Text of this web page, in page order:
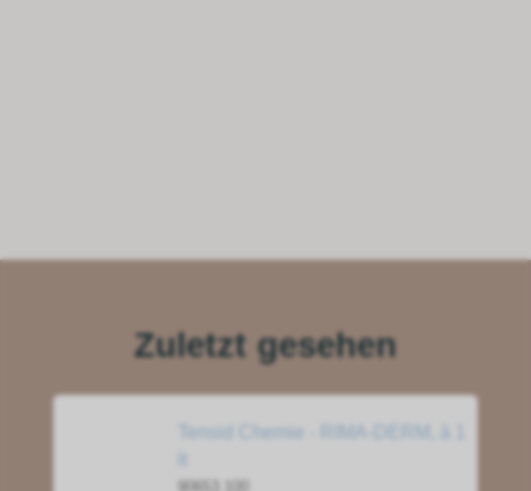
Zuletzt gesehen
Tensid Chemie - RIMA-DERM, à 1